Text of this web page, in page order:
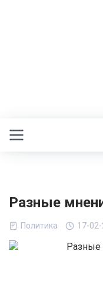
Разные
Политика 17-02-